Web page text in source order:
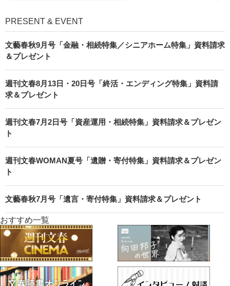
PRESENT & EVENT
文藝春秋9月号「金融・相続特集／シニアホーム特集」資料請求
＆プレゼント
週刊文春8月13日・20日号「終活・エンディング特集」資料請
求＆プレゼント
週刊文春7月2日号「資産運用・相続特集」資料請求＆プレゼン
ト
週刊文春WOMAN夏号「遺贈・寄付特集」資料請求＆プレゼン
ト
文藝春秋7月号「遺言・寄付特集」資料請求＆プレゼント
おすすめ一覧